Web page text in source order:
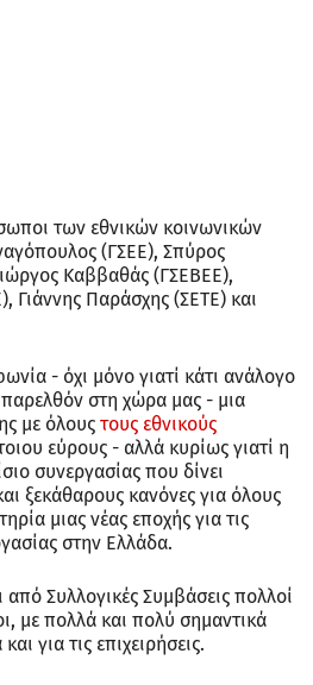
των εθνικών κοινωνικών
(ΓΣΕΕ), Σπύρος
Καββαθάς (ΓΣΕΒΕΕ),
Γιάννης Παράσχης (ΣΕΤΕ) και
- όχι μόνο γιατί κάτι ανάλογο
παρελθόν στη χώρα μας - μια
με όλους τους εθνικούς
εύρους - αλλά κυρίως γιατί η
συνεργασίας που δίνει
ξεκάθαρους κανόνες για όλους
μιας νέας εποχής για τις
στην Ελλάδα.
Συλλογικές Συμβάσεις πολλοί
με πολλά και πολύ σημαντικά
για τις επιχειρήσεις.